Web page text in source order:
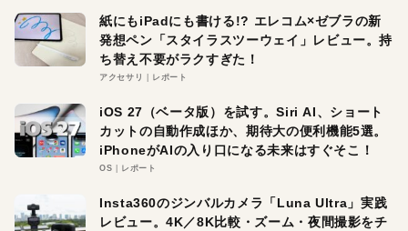
紙にもiPadにも書ける!? エレコム×ゼブラの新
発想ペン「スタイラスツーウェイ」レビュー。持
ち替え不要がラクすぎた！
アクセサリ レポート
iOS 27（ベータ版）を試す。Siri AI、ショート
カットの自動作成ほか、期待大の便利機能5選。
iPhoneがAIの入り口になる未来はすぐそこ！
OS レポート
Insta360のジンバルカメラ「Luna Ultra」実践
レビュー。4K／8K比較・ズーム・夜間撮影をチ